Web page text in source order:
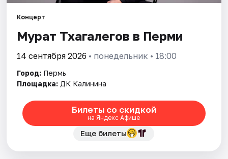
Площадки
Артисты
Рейтинги
Концерт
Мурат Тхагалегов в Перми
14 сентября 2026 • понедельник • 18:00
Город: Пермь
Площадка: ДК Калинина
Билеты со скидкой
на Яндекс Афише
Еще билеты